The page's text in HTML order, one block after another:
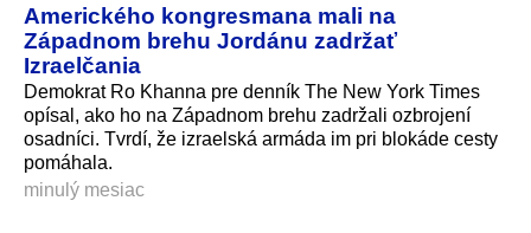
Amerického kongresmana mali na
Západnom brehu Jordánu zadržať
Izraelčania
Demokrat Ro Khanna pre denník The New York Times
opísal, ako ho na Západnom brehu zadržali ozbrojení
osadníci. Tvrdí, že izraelská armáda im pri blokáde cesty
pomáhala.
minulý mesiac